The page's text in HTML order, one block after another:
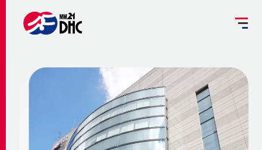
設備管理受託のご案内
お客さま専用ページ
小 中 大
INFORMATION
ご挨拶